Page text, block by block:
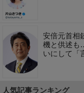
安倍元首相
機と供述も
いにして「
人気記事ランキング